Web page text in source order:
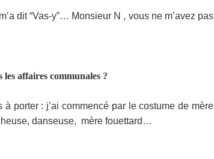
dit “Vas-y”… Monsieur N , vous ne m’avez pas
affaires communales ?
à porter : j’ai commencé par le costume de mère
danseuse, mère fouettard…